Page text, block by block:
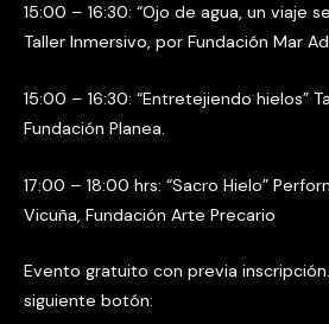
15:00 – 16:30: “Ojo de agua, un viaje
Taller Inmersivo, por Fundación Mar
15:00 – 16:30: “Entretejiendo hielos”
Fundación Planea.
17:00 – 18:00 hrs: “Sacro Hielo”
Vicuña, Fundación Arte Precario
Evento gratuito con previa
siguiente botón: